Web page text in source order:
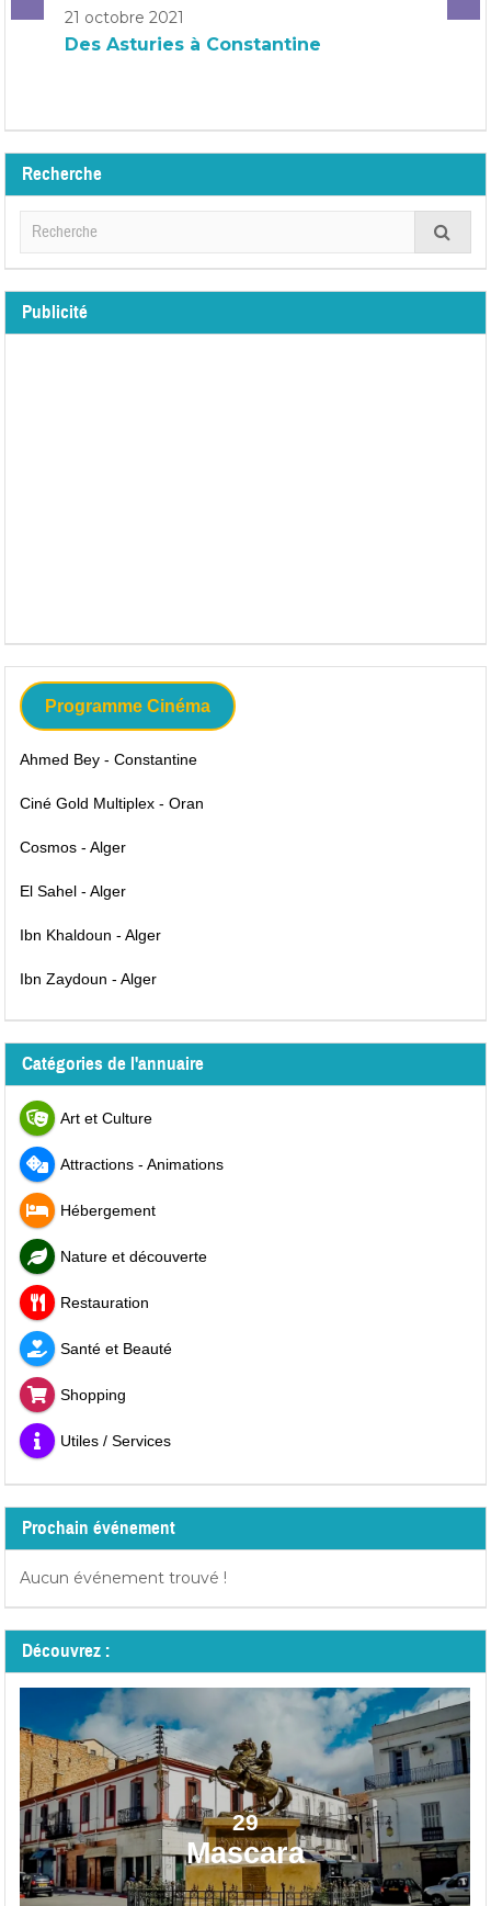
21 octobre 2021
Des Asturies à Constantine
Recherche
Publicité
Programme Cinéma
Ahmed Bey - Constantine
Ciné Gold Multiplex - Oran
Cosmos - Alger
El Sahel - Alger
Ibn Khaldoun - Alger
Ibn Zaydoun - Alger
Catégories de l'annuaire
Art et Culture
Attractions - Animations
Hébergement
Nature et découverte
Restauration
Santé et Beauté
Shopping
Utiles / Services
Prochain événement
Aucun événement trouvé !
Découvrez :
29
Mascara